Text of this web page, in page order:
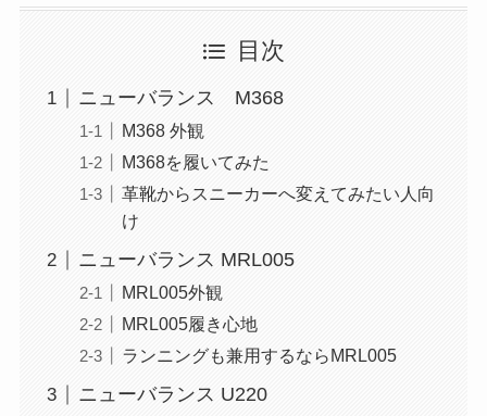
目次
ニューバランス M368
M368 外観
M368を履いてみた
革靴からスニーカーへ変えてみたい人向
け
ニューバランス MRL005
MRL005外観
MRL005履き心地
ランニングも兼用するならMRL005
ニューバランス U220